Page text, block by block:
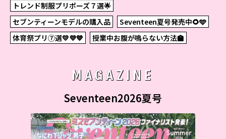
トレンド制服プリポーズ７選🌟
セブンティーンモデルの購入品
Seventeen夏号発売中🌻🩵
体育祭プリ⑦選💛💜💙
授業中お腹が鳴らない方法🏫
MAGAZINE
Seventeen2026夏号